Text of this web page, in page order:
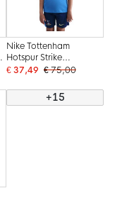
Nike Tottenham
Hotspur Strike
Trainingsset 2025-
Donkerblauw Felgeel
€ 37,49 € 75,00
+15